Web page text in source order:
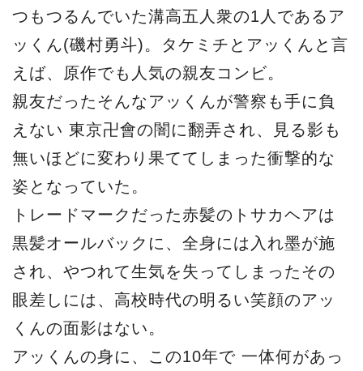
つもつるんでいた溝高五人衆の1人であるア
ッくん(磯村勇斗)。タケミチとアッくんと言
えば、原作でも人気の親友コンビ。
親友だったそんなアッくんが警察も手に負
えない 東京卍會の闇に翻弄され、見る影も
無いほどに変わり果ててしまった衝撃的な
姿となっていた。
トレードマークだった赤髪のトサカヘアは
黒髪オールバックに、全身には入れ墨が施
され、やつれて生気を失ってしまったその
眼差しには、高校時代の明るい笑顔のアッ
くんの面影はない。
アッくんの身に、この10年で 一体何があっ